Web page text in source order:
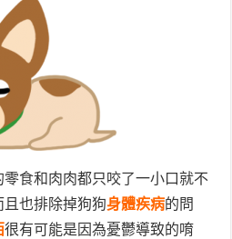
食和肉肉都只咬了一小口就不
也排除掉狗狗身體疾病的問
很有可能是因為憂鬱導致的唷